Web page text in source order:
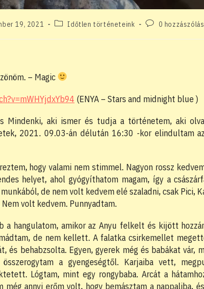
19, 2021
PostIdőtlen történeteink
Post0 hozzászólás
– Magic
(ENYA – Stars and midnight blue )
Mindenki, aki ismer és tudja a történetem, aki
2021. 09.03-án délután 16:30 -kor elindultam
hogy valami nem stimmel. Nagyon rossz
helyet, ahol gyógyíthatom magam, így a
de nem volt kedvem elé szaladni, csak Pici,
volt kedvem. Punnyadtam.
a hangulatom, amikor az Anyu felkelt és kijött
de nem kellett. A falatka csirkemellet
és behabzsolta. Egyen, gyerek még és babákat vár,
a gyengeségtől. Karjaiba vett,
Lógtam, mint egy rongybaba. Arcát a
még annyi erőm volt, hogy bemásztam a nappaliba,